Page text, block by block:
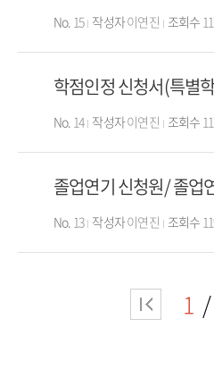
No. 15 작성자이연진 조회수
No. 14 작성자이연진 조회수
졸업연기 신청원/ 졸업
No. 13 작성자이연진 조회수
1